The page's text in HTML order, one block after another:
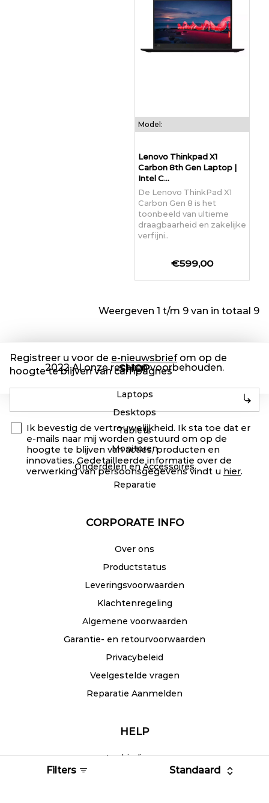
Filters Standaard
Model:
Lenovo Thinkpad X1
Carbon 8th Gen Laptop |
Intel C...
De Lenovo ThinkPad X1
Carbon Gen 8 is het
toonbeeld van ultieme
draagbaarheid en zakelijke
verfijni..
€599,00
Weergeven 1 t/m 9 van in totaal 9
Registreer u voor de e-nieuwsbriefom op de
hoogte te blijven van campagnes
Ik bevestig de vertrouwelijkheid. Ik sta toe dat er
e-mails naar mij worden gestuurd om op de
hoogte te blijven van acties, producten en
innovaties. Gedetailleerde informatie over de
verwerking van persoonsgegevens vindt u hier.
SHOP
Laptops
Desktops
Tablets
Monitoren
Onderdelen en Accessoires
Reparatie
CORPORATE INFO
Over ons
Productstatus
Leveringsvoorwaarden
Klachtenregeling
Algemene voorwaarden
Garantie- en retourvoorwaarden
Privacybeleid
Veelgestelde vragen
Reparatie Aanmelden
HELP
Aanbiedingen
2022 Al onze rechten voorbehouden.